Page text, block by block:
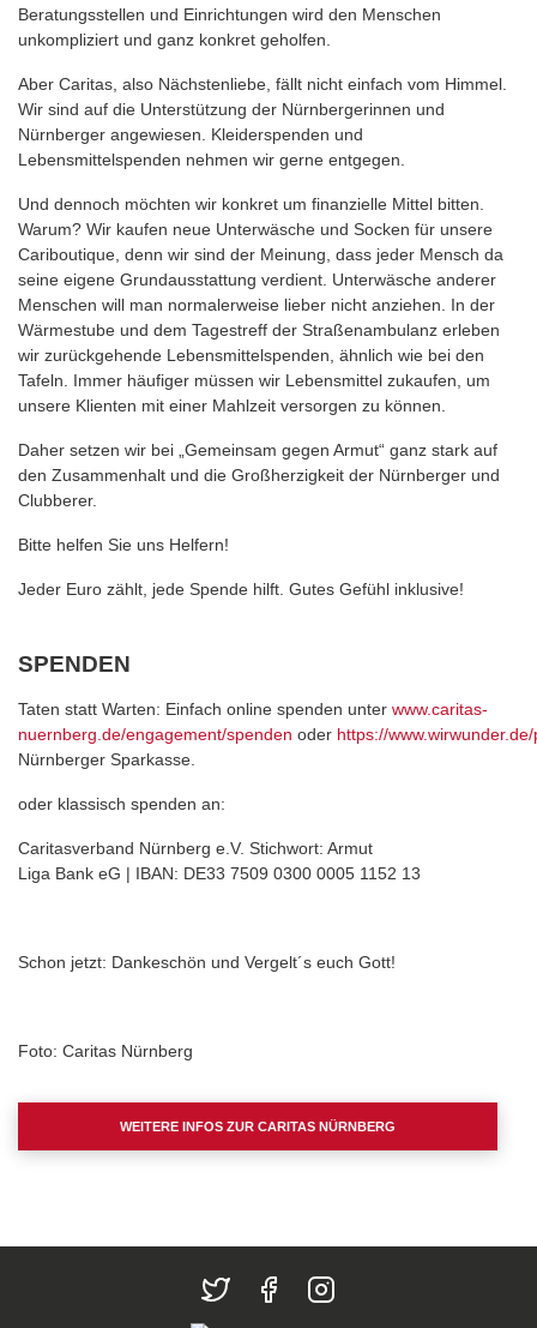
Beratungsstellen und Einrichtungen wird den Menschen
unkompliziert und ganz konkret geholfen.
Aber Caritas, also Nächstenliebe, fällt nicht einfach vom Himmel.
Wir sind auf die Unterstützung der Nürnbergerinnen und
Nürnberger angewiesen. Kleiderspenden und
Lebensmittelspenden nehmen wir gerne entgegen.
Und dennoch möchten wir konkret um finanzielle Mittel bitten.
Warum? Wir kaufen neue Unterwäsche und Socken für unsere
Cariboutique, denn wir sind der Meinung, dass jeder Mensch da
seine eigene Grundausstattung verdient. Unterwäsche anderer
Menschen will man normalerweise lieber nicht anziehen. In der
Wärmestube und dem Tagestreff der Straßenambulanz erleben
wir zurückgehende Lebensmittelspenden, ähnlich wie bei den
Tafeln. Immer häufiger müssen wir Lebensmittel zukaufen, um
unsere Klienten mit einer Mahlzeit versorgen zu können.
Daher setzen wir bei „Gemeinsam gegen Armut“ ganz stark auf
den Zusammenhalt und die Großherzigkeit der Nürnberger und
Clubberer.
Bitte helfen Sie uns Helfern!
Jeder Euro zählt, jede Spende hilft. Gutes Gefühl inklusive!
SPENDEN
Taten statt Warten: Einfach online spenden unter www.caritas-
nuernberg.de/engagement/spenden oder https://
Nürnberger Sparkasse.
oder klassisch spenden an:
Caritasverband Nürnberg e.V. Stichwort: Armut
Liga Bank eG | IBAN: DE33 7509 0300 0005 1152 13
Schon jetzt: Dankeschön und Vergelt´s euch Gott!
Foto: Caritas Nürnberg
WEITERE INFOS ZUR CARITAS NÜRNBERG